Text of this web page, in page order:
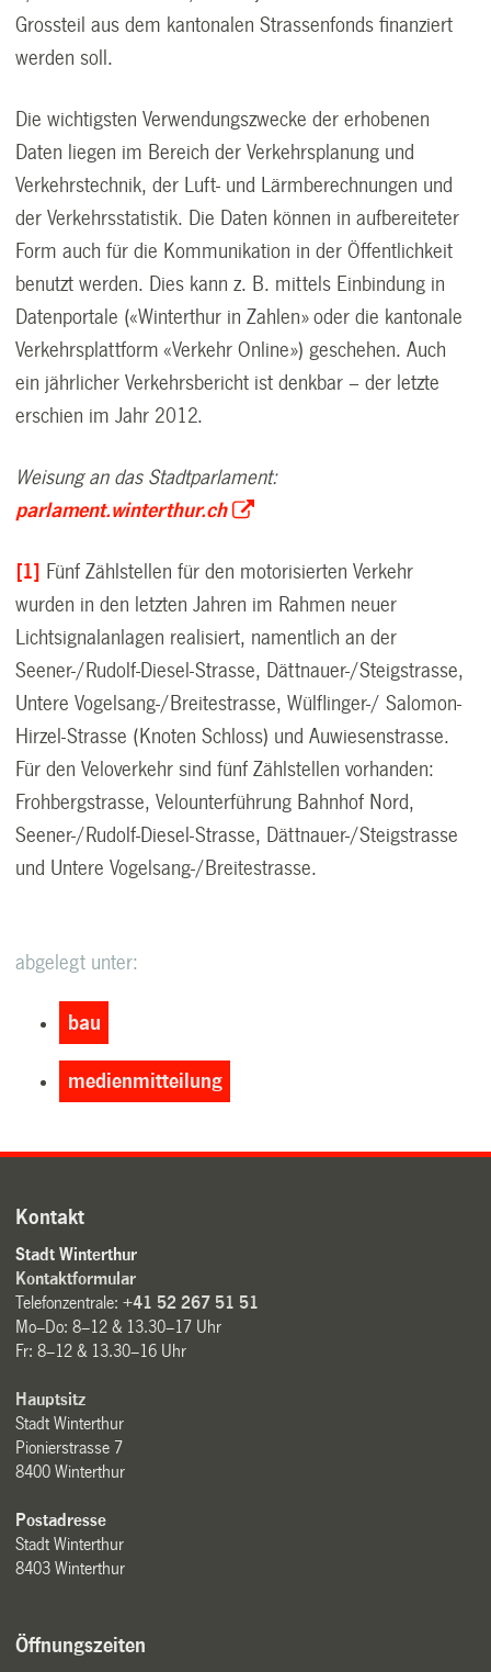
Grossteil aus dem kantonalen Strassenfonds finanziert
werden soll.
Die wichtigsten Verwendungszwecke der erhobenen
Daten liegen im Bereich der Verkehrsplanung und
Verkehrstechnik, der Luft- und Lärmberechnungen und
der Verkehrsstatistik. Die Daten können in aufbereiteter
Form auch für die Kommunikation in der Öffentlichkeit
benutzt werden. Dies kann z. B. mittels Einbindung in
Datenportale («Winterthur in Zahlen» oder die kantonale
Verkehrsplattform «Verkehr Online») geschehen. Auch
ein jährlicher Verkehrsbericht ist denkbar – der letzte
erschien im Jahr 2012.
Weisung an das Stadtparlament:
parlament.winterthur.ch
[1] Fünf Zählstellen für den motorisierten Verkehr
wurden in den letzten Jahren im Rahmen neuer
Lichtsignalanlagen realisiert, namentlich an der
Seener-/Rudolf-Diesel-Strasse, Dättnauer-/Steigstrasse,
Untere Vogelsang-/Breitestrasse, Wülflinger-/ Salomon-
Hirzel-Strasse (Knoten Schloss) und Auwiesenstrasse.
Für den Veloverkehr sind fünf Zählstellen vorhanden:
Frohbergstrasse, Velounterführung Bahnhof Nord,
Seener-/Rudolf-Diesel-Strasse, Dättnauer-/Steigstrasse
und Untere Vogelsang-/Breitestrasse.
abgelegt unter:
bau
medienmitteilung
Kontakt
Stadt Winterthur
Kontaktformular
Telefonzentrale:+41 52 267 51 51
Mo–Do: 8–12 & 13.30–17 Uhr
Fr: 8–12 & 13.30–16 Uhr
Hauptsitz
Stadt Winterthur
Pionierstrasse 7
8400 Winterthur
Postadresse
Stadt Winterthur
8403 Winterthur
Öffnungszeiten